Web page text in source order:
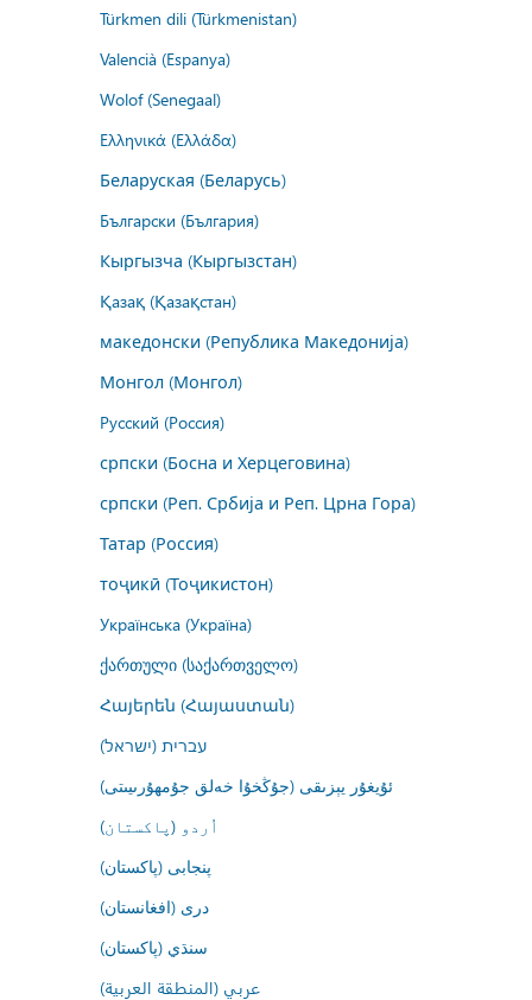
Türkmen dili (Türkmenistan)
Valencià (Espanya)
Wolof (Senegaal)
Ελληνικά (Ελλάδα)
Беларуская (Беларусь)
Български (България)
Кыргызча (Кыргызстан)
Қазақ (Қазақстан)
македонски (Република Македонија)
Монгол (Монгол)
Русский (Россия)
српски (Босна и Херцеговина)
српски (Реп. Србија и Реп. Црна Гора)
Татар (Россия)
тоҷикӣ (Тоҷикистон)
Українська (Україна)
ქართული (საქართველო)
Հայերեն (Հայաստան)
עברית (ישראל)
ئۇيغۇر يېزىقى (جۇڭخۇا خەلق جۇمھۇرىيىتى)
اُردو (پاکستان)
پنجابی (پاکستان)
درى (افغانستان)
سنڌي (پاکستان)
عربي (المنطقة العربية)